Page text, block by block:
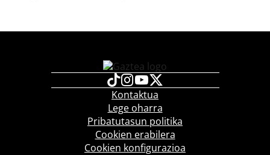
Kontaktua
Lege oharra
Pribatutasun politika
Cookien erabilera
Cookien konfigurazioa